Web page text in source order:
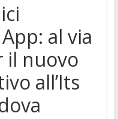
al via
il nuovo
all’Its